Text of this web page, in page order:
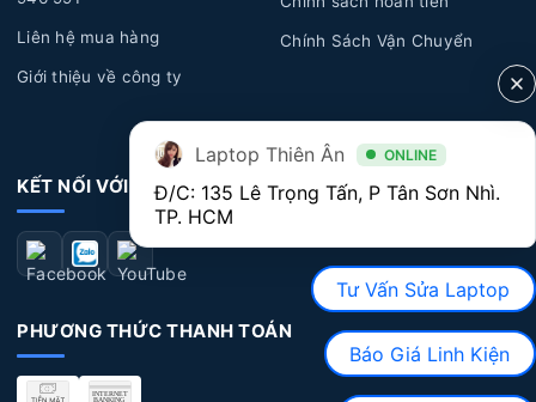
Lỗi tác động vật lý:
Laptop bị rơi rớt, đổ chất lỏng,
cháy nổ, va đập mạnh làm hư hỏng pin.
Dấu hiệu nhận biết Pin Laptop HP bị hư hỏng
Thời lượng Pin:Nếu bạn nhận thấy thời lượn pin
ngắn, sử dụng nhanh hết pin, có khi vừa rút sạc ra là
máy tắt luôn, lúc này bạn nên đi thay pin để không bị
ảnh hưởng đến hiệu suất máy cũng như quá trình sử
dụng máy.
Pin bị biến dạng:Khi laptop của bạn có dấu hiệu
cong vênh bất thường, nhất là phần chuột cảm ứng bị
nhô lên cao, điều này có nghĩa rằng pin bên trong máy
Liên hệ mua hàng
Giới thiệu về công ty
Chính Sách Vận Chuyển
KẾT NỐI VỚI CHÚNG TÔI
PHƯƠNG THỨC THANH TOÁN
Laptop Thiên Ân ONLINE
Đ/C: 135 Lê Trọng Tấn, P Tân Sơn Nhì.
TP. HCM
Tư Vấn Sửa Laptop
Báo Giá Linh Kiện